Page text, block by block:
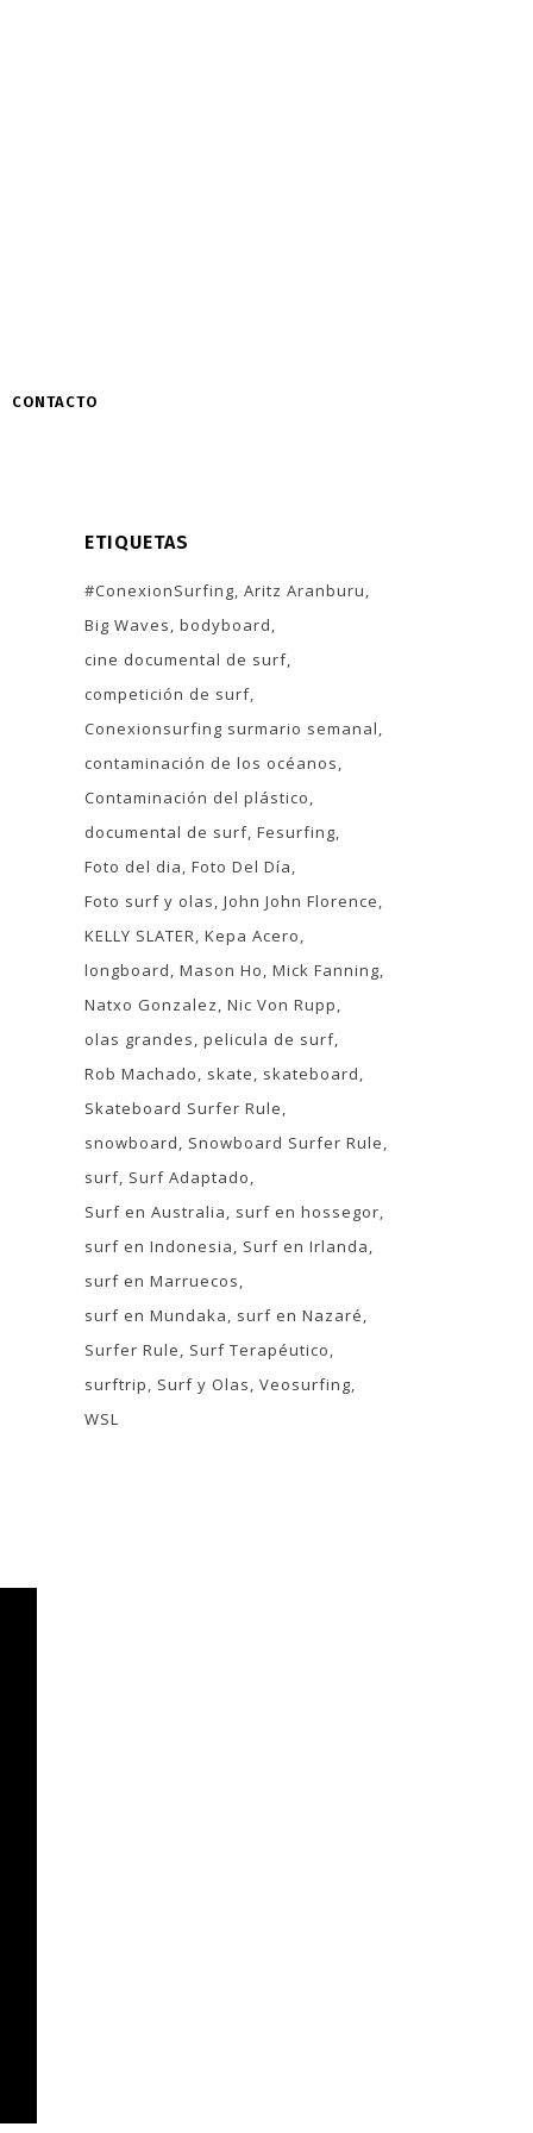
CONTACTO
ETIQUETAS
#ConexionSurfing Aritz Aranburu
Big Waves bodyboard
cine documental de surf
competición de surf
Conexionsurfing surmario semanal
contaminación de los océanos
Contaminación del plástico
documental de surf Fesurfing
Foto del dia Foto Del Día
Foto surf y olas John John Florence
KELLY SLATER Kepa Acero
longboard Mason Ho Mick Fanning
Natxo Gonzalez Nic Von Rupp
olas grandes pelicula de surf
Rob Machado
skate
skateboard
Skateboard Surfer Rule
snowboard
Snowboard Surfer Rule
surf Surf Adaptado
Surf en Australia
surf en hossegor
surf en Indonesia
Surf en Irlanda
surf en Marruecos
surf en Mundaka
surf en Nazaré
Surfer Rule
Surf Terapéutico
surftrip
Surf y Olas Veosurfing
WSL